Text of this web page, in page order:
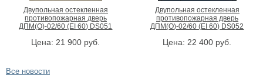
Двупольная остекленная
противопожарная дверь
ДПМ(О)-02/60 (EI 60) DS051
Цена: 21 900 руб.
Двупольная остекленная
противопожарная дверь
ДПМ(О)-02/60 (EI 60) DS052
Цена: 22 400 руб.
Все новости